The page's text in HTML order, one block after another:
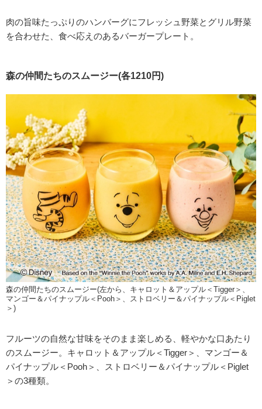
肉の旨味たっぷりのハンバーグにフレッシュ野菜とグリル野菜
を合わせた、食べ応えのあるバーガープレート。
森の仲間たちのスムージー(各1210円)
森の仲間たちのスムージー(左から、キャロット＆アップル＜Tigger＞、
マンゴー＆パイナップル＜Pooh＞、ストロベリー＆パイナップル＜Piglet
＞)
フルーツの自然な甘味をそのまま楽しめる、軽やかな口あたり
のスムージー。キャロット＆アップル＜Tigger＞、マンゴー＆
パイナップル＜Pooh＞、ストロベリー＆パイナップル＜Piglet
＞の3種類。